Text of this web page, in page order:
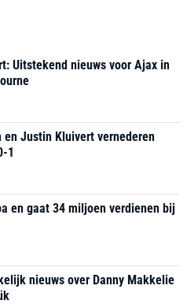
Uitstekend nieuws voor Ajax in
en Justin Kluivert vernederen
1
en gaat 34 miljoen verdienen bij
nieuws over Danny Makkelie